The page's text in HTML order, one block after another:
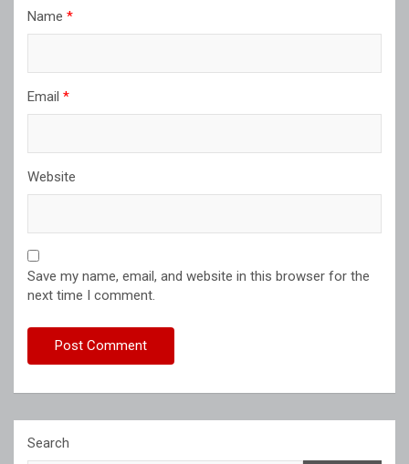
Name *
Email *
Website
Save my name, email, and website in this browser for the
next time I comment.
Search